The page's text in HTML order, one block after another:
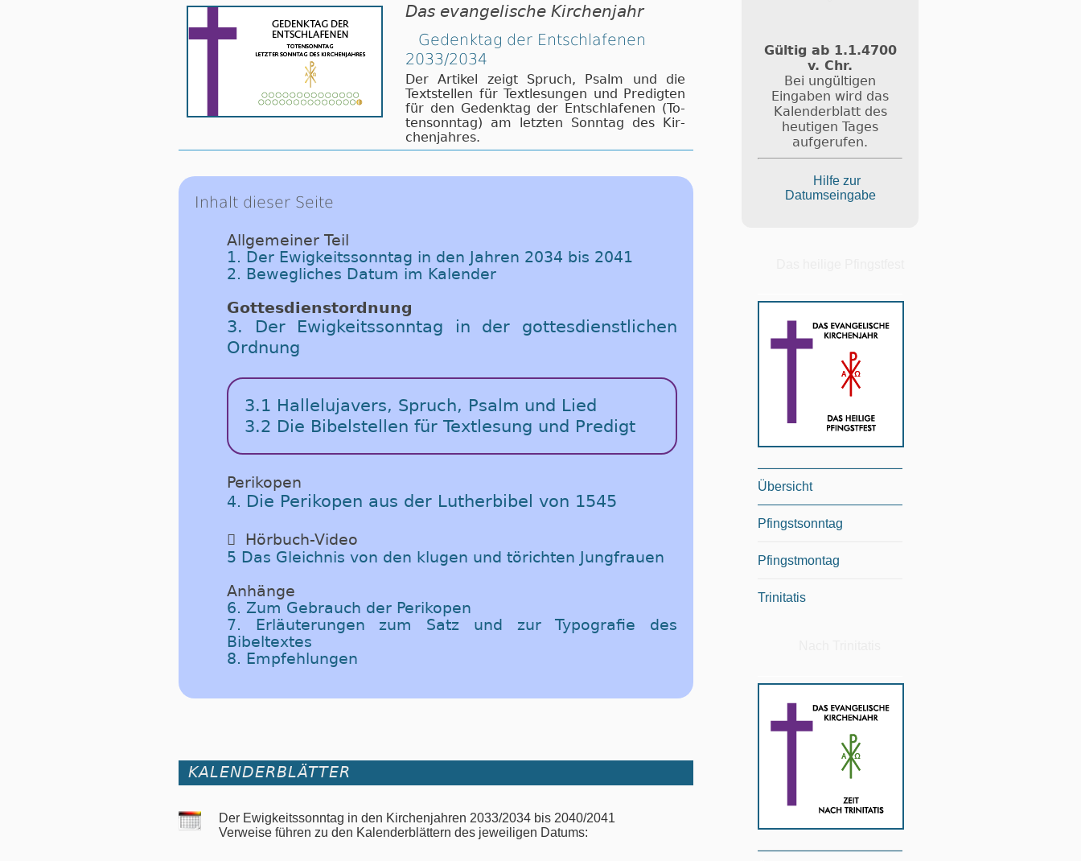
Das evangelische Kirchenjahr
Gedenktag der Entschlafenen
2033/2034
Der Artikel zeigt Spruch, Psalm und die
Text­stel­len für Text­le­sun­gen und Pre­dig­ten
für den Ge­denk­tag der Ent­schla­fe­nen (To­
ten­sonn­tag) am letz­ten Sonn­tag des Kir­
chen­jah­res.
Inhalt dieser Seite
Allgemeiner Teil
1. Der Ewigkeitssonntag in den Jahren 2034 bis 2041
2. Bewegliches Datum im Kalender
Gottesdienstordnung
3. Der Ewigkeitssonntag in der gottesdienstlichen
Ordnung
3.1 Hallelujavers, Spruch, Psalm und Lied
3.2 Die Bibelstellen für Textlesung und Predigt
Perikopen
4. Die Perikopen aus der Lutherbibel von 1545
 Hörbuch-Video
5 Das Gleichnis von den klugen und törichten Jungfrauen
Anhänge
6. Zum Gebrauch der Perikopen
7. Erläuterungen zum Satz und zur Typografie des
Bibeltextes
8. Empfehlungen
KALENDERBLÄTTER
Der Ewigkeitssonntag in den Kirchenjahren 2033/2034 bis 2040/2041
Verweise führen zu den Kalenderblättern des jeweiligen Datums:
Gültig ab 1.1.4700
v. Chr.
Bei ungültigen
Eingaben wird das
Kalenderblatt des
heutigen Tages
aufgerufen.
Hilfe zur
Datumseingabe
Übersicht
Pfingstsonntag
Pfingstmontag
Trinitatis